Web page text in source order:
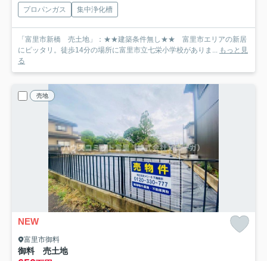
プロパンガス 集中浄化槽
「富里市新橋 売土地」：★★建築条件無し★★ 富里市エリアの新居
にピッタリ。徒歩14分の場所に富里市立七栄小学校がありま... もっと見
る
売地
NEW
富里市御料
御料 売土地